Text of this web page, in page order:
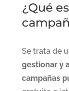
¿Qué
Se trata de
gestionar y
campañas